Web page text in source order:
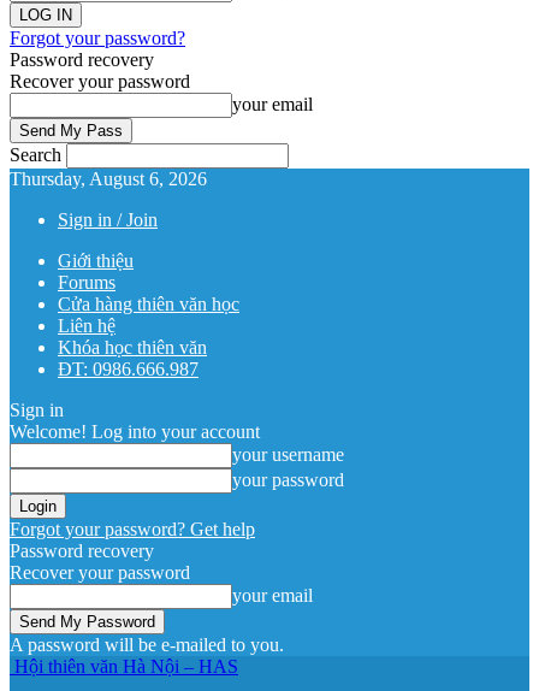
Forgot your password?
Password recovery
Recover your password
your email
Search
Thursday, August 6, 2026
Sign in / Join
Giới thiệu
Forums
Cửa hàng thiên văn học
Liên hệ
Khóa học thiên văn
ĐT: 0986.666.987
Sign in
Welcome! Log into your account
your username
your password
Forgot your password? Get help
Password recovery
Recover your password
your email
A password will be e-mailed to you.
Hội thiên văn Hà Nội – HAS